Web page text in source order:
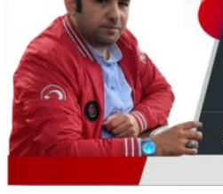
Giresunlu sürücü